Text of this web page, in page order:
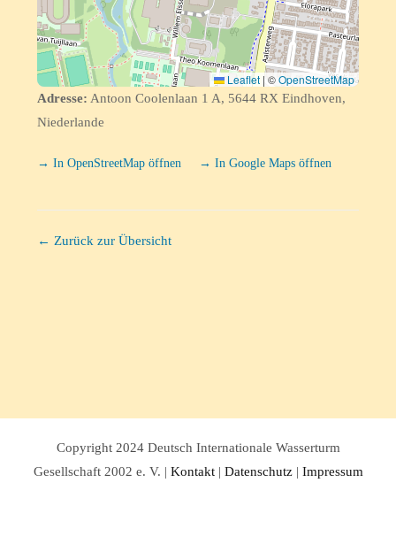
Leaflet |©OpenStreetMap
Adresse: Antoon Coolenlaan 1 A, 5644 RX Eindhoven,
Niederlande
→ In OpenStreetMap öffnen → In Google Maps öffnen
← Zurück zur Übersicht
Copyright 2024 Deutsch Internationale Wasserturm
Gesellschaft 2002 e. V. | Kontakt| Datenschutz| Impressum